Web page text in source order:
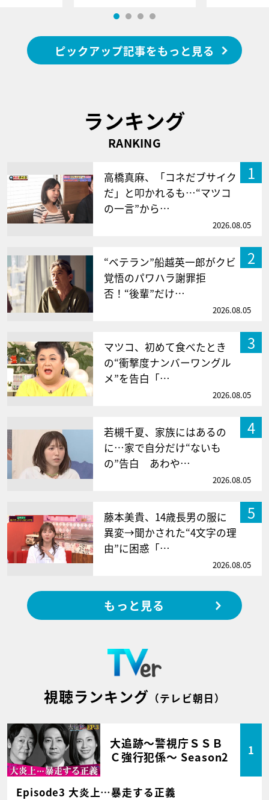
ピックアップ記事をもっと見る
ランキング
RANKING
1
高橋真麻、「コネだブサイク
だ」と叩かれるも…“マツコ
の一言”から…
2026.08.05
2
“ベテラン”船越英一郎がクビ
覚悟のパワハラ謝罪拒
否！“後輩”だけ…
2026.08.05
3
マツコ、初めて食べたとき
の“衝撃度ナンバーワングル
メ”を告白「…
2026.08.05
4
若槻千夏、家族にはあるの
に…家で自分だけ“ないも
の”告白 あわや…
2026.08.05
5
藤本美貴、14歳長男の服に
異変→聞かされた“4文字の理
由”に困惑「…
2026.08.05
もっと見る
視聴ランキング （テレビ朝日）
大追跡～警視庁ＳＳＢ
Ｃ強行犯係～ Season2
1
Episode3 大炎上…暴走する正義